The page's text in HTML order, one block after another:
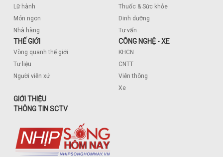
Lữ hành
Món ngon
Nhà hàng
Thuốc & Sức khỏe
Dinh dưỡng
Tư vấn
THẾ GIỚI
Vòng quanh thế giới
Tư liệu
Người viễn xứ
CÔNG NGHỆ - XE
KHCN
CNTT
Viễn thông
Xe
GIỚI THIỆU
THÔNG TIN SCTV